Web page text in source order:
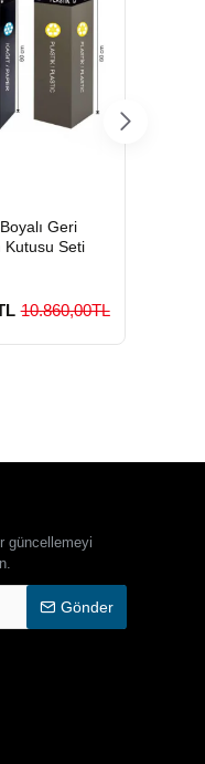
Geri
Kutusu Seti
10.860,00TL
güncellemeyi
Gönder